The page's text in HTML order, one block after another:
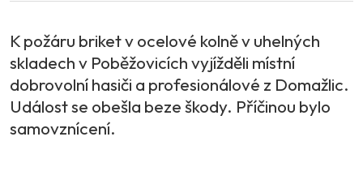
K požáru briket v ocelové kolně v uhelných
skladech v Poběžovicích vyjížděli místní
dobrovolní hasiči a profesionálové z Domažlic.
Událost se obešla beze škody. Příčinou bylo
samovznícení.